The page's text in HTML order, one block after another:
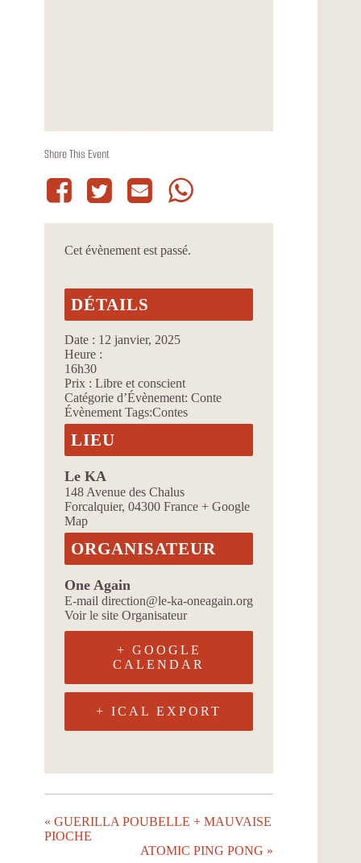
Share This Event
Cet évènement est passé.
DÉTAILS
Date : 12 janvier, 2025
Heure :
16h30
Prix : Libre et conscient
Catégorie d’Évènement: Conte
Évènement Tags:Contes
LIEU
Le KA
148 Avenue des Chalus
Forcalquier, 04300 France + Google
Map
ORGANISATEUR
One Again
E-mail direction@le-ka-oneagain.org
Voir le site Organisateur
+ GOOGLE
CALENDAR
+ ICAL EXPORT
« GUERILLA POUBELLE + MAUVAISE
PIOCHE
ATOMIC PING PONG »